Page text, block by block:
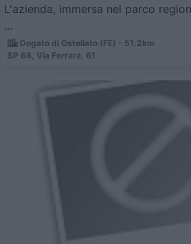
L'azienda, immersa nel parco
...
Dogato di Ostellato (FE) - 51.2km
SP 68, Via Ferrara, 61